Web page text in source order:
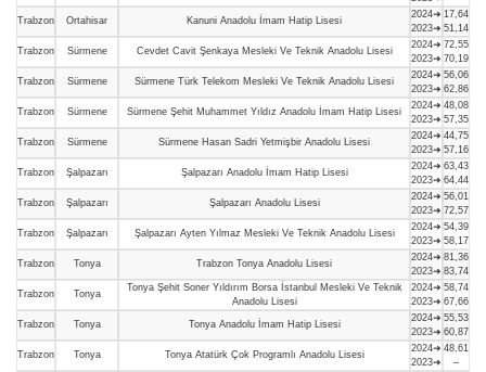
Trabzon Ortahisar Kanuni Anadolu İmam Hatip Lisesi
2024➜
2023➜
17,64
51,14
Trabzon Sürmene Cevdet Cavit Şenkaya Mesleki Ve Teknik Anadolu Lisesi
2024➜
2023➜
72,55
70,19
Trabzon Sürmene Sürmene Türk Telekom Mesleki Ve Teknik Anadolu Lisesi
2024➜
2023➜
56,06
62,86
Trabzon Sürmene Sürmene Şehit Muhammet Yıldız Anadolu İmam Hatip Lisesi
2024➜
2023➜
48,08
57,35
Trabzon Sürmene Sürmene Hasan Sadri Yetmişbir Anadolu Lisesi
2024➜
2023➜
44,75
57,16
Trabzon Şalpazarı Şalpazarı Anadolu İmam Hatip Lisesi
2024➜
2023➜
63,43
64,44
Trabzon Şalpazarı Şalpazarı Anadolu Lisesi
2024➜
2023➜
56,01
72,57
Trabzon Şalpazarı Şalpazarı Ayten Yılmaz Mesleki Ve Teknik Anadolu Lisesi
2024➜
2023➜
54,39
58,17
Trabzon Tonya Trabzon Tonya Anadolu Lisesi
2024➜
2023➜
81,36
83,74
Trabzon Tonya
Tonya Şehit Soner Yıldırım Borsa İstanbul Mesleki Ve Teknik
Anadolu Lisesi
2024➜
2023➜
58,74
67,66
Trabzon Tonya Tonya Anadolu İmam Hatip Lisesi
2024➜
2023➜
55,53
60,87
Trabzon Tonya Tonya Atatürk Çok Programlı Anadolu Lisesi
2024➜
2023➜
48,61
–